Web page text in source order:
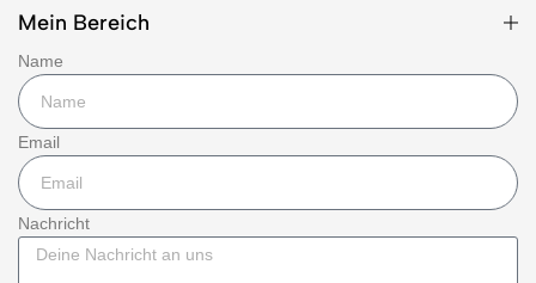
Mein Bereich
Name
Email
Nachricht